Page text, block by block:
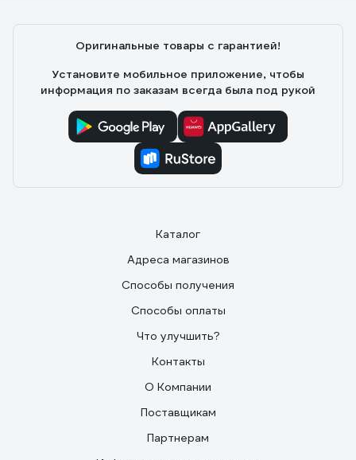
Оригинальные товары с гарантией!
Установите мобильное приложение, чтобы
информация по заказам всегда была под рукой
Каталог
Адреса магазинов
Способы получения
Способы оплаты
Что улучшить?
Контакты
О Компании
Поставщикам
Партнерам